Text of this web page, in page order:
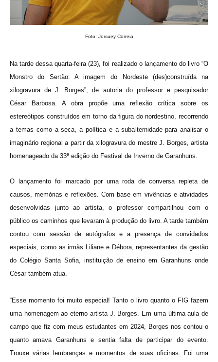
Foto: Jorsuey Correia
Na tarde dessa quarta-feira (23), foi realizado o lançamento do livro “O
Monstro do Sertão: A imagem do Nordeste (des)construída na
xilogravura de J. Borges”, de autoria do professor e pesquisador
César Barbosa. A obra propõe uma reflexão crítica sobre os
estereótipos construídos em torno da figura do nordestino, recorrendo
a temas como a seca, a política e a subalternidade para analisar o
imaginário regional a partir da xilogravura do mestre J. Borges, artista
homenageado da 33ª edição do Festival de Inverno de Garanhuns.
O lançamento foi marcado por uma roda de conversa repleta de
causos, memórias e reflexões. Com base em vivências e atividades
desenvolvidas junto ao artista, o professor compartilhou com o
público os caminhos que levaram à produção do livro. A tarde também
contou com sessão de autógrafos e a presença de convidados
especiais, como as irmãs Liliane e Débora, representantes da gestão
do Colégio Santa Sofia, instituição de ensino em Garanhuns onde
César também atua.
“Esse momento foi muito especial! Tanto o livro quanto o FIG fazem
uma homenagem ao eterno artista J. Borges. Em uma última aula de
campo que fiz com meus estudantes em 2024, Borges nos contou o
quanto amava Garanhuns e sentia falta de participar do evento.
Trouxe várias lembranças e momentos de suas oficinas. Foi uma